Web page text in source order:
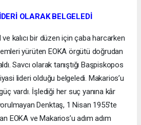
OLARAK BELGELEDİ
kalıcı bir düzen için çaba harcarken
yürüten EOKA örgütü doğrudan
Savcı olarak tanıştığı Başpiskopos
lideri olduğu belgeledi. Makarios’u
vardı. İşlediği her suç yanına kâr
Denktaş, 1 Nisan 1955’te
EOKA ve Makarios’u adım adım